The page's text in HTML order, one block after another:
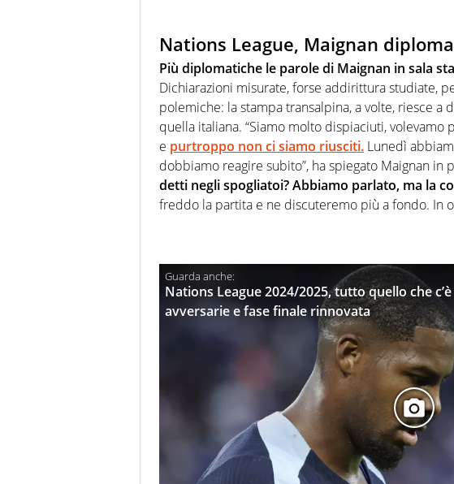
Nations League, Maignan
Più diplomatiche le parole di Maignan in sala
Dichiarazioni misurate, forse addirittura studiate,
polemiche: la stampa transalpina, a volte, riesce a
quella italiana. “Siamo molto dispiaciuti, volevamo
e purtroppo non ci siamo riusciti. Lunedì
dobbiamo reagire subito”, ha spiegato Maignan in
detti negli spogliatoi? Abbiamo parlato, ma la
freddo la partita e ne discuteremo più a fondo. In
Nations League 2024/2025, tutto quello che
avversarie e fase finale rinnovata